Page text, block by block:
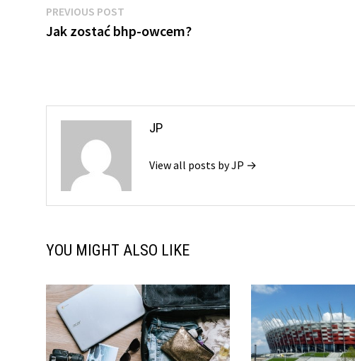
Nawigacja
wpisu
PREVIOUS POST
post:
Jak zostać bhp-owcem?
JP
View all posts by JP →
YOU MIGHT ALSO LIKE